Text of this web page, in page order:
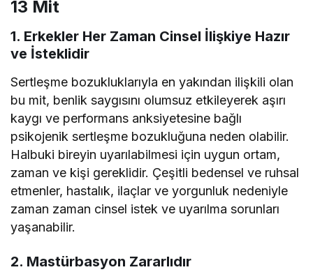
13 Mit
1. Erkekler Her Zaman Cinsel İlişkiye Hazır
ve İsteklidir
Sertleşme bozukluklarıyla en yakından ilişkili olan
bu mit, benlik saygısını olumsuz etkileyerek aşırı
kaygı ve performans anksiyetesine bağlı
psikojenik sertleşme bozukluğuna neden olabilir.
Halbuki bireyin uyarılabilmesi için uygun ortam,
zaman ve kişi gereklidir. Çeşitli bedensel ve ruhsal
etmenler, hastalık, ilaçlar ve yorgunluk nedeniyle
zaman zaman cinsel istek ve uyarılma sorunları
yaşanabilir.
2. Mastürbasyon Zararlıdır